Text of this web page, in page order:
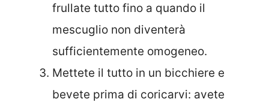
frullate tutto fino a quando il
mescuglio non diventerà
sufficientemente omogeneo.
Mettete il tutto in un bicchiere e
bevete prima di coricarvi: avete